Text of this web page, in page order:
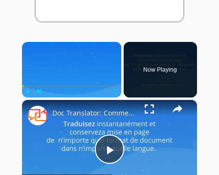
×
Play Unmute Fullscreen
Now Playing
×
Play
Doc Translator: Comment utiliser le traducteur de documents?